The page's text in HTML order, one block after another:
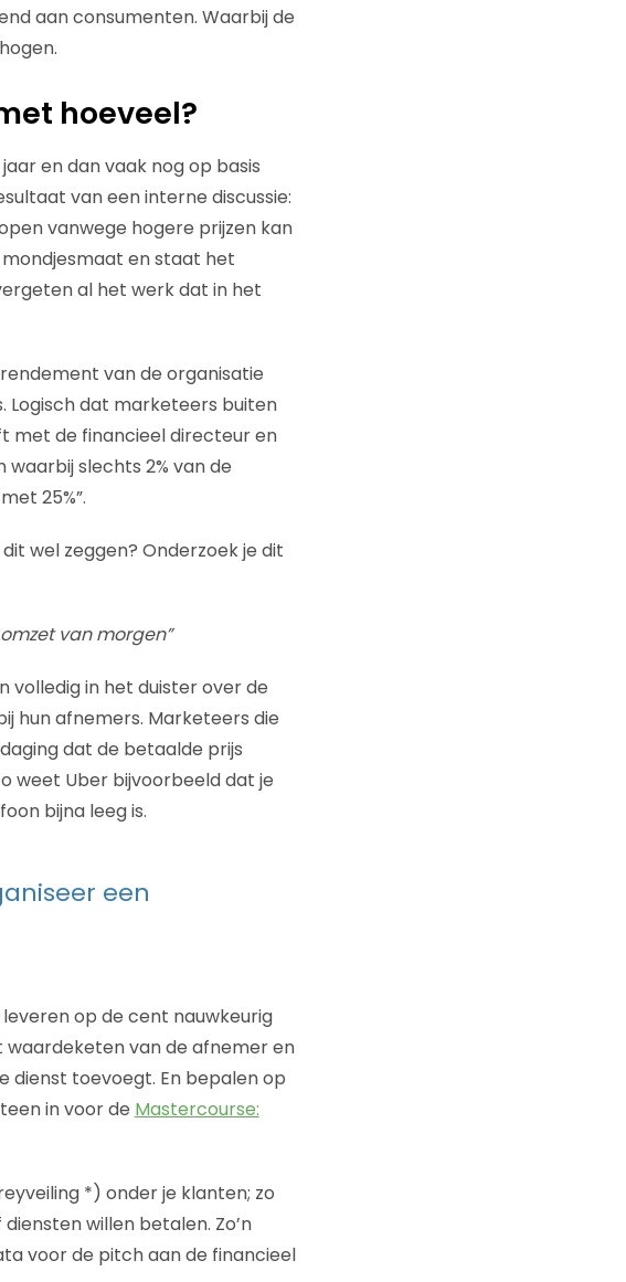
aan consumenten. Waarbij de
hoeveel?
en dan vaak nog op basis
van een interne discussie:
vanwege hogere prijzen kan
en staat het
al het werk dat in het
van de organisatie
Logisch dat marketeers buiten
met de financieel directeur en
slechts 2% van de
25%”.
wel zeggen? Onderzoek je dit
van morgen”
volledig in het duister over de
hun afnemers. Marketeers die
dat de betaalde prijs
weet Uber bijvoorbeeld dat je
bijna leeg is.
een
op de cent nauwkeurig
waardeketen van de afnemer en
dienst toevoegt. En bepalen op
in voor de Mastercourse:
*) onder je klanten; zo
willen betalen. Zo’n
voor de pitch aan de financieel